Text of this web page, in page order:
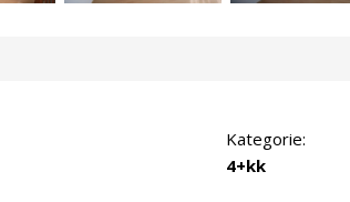
Kategorie:
4+kk